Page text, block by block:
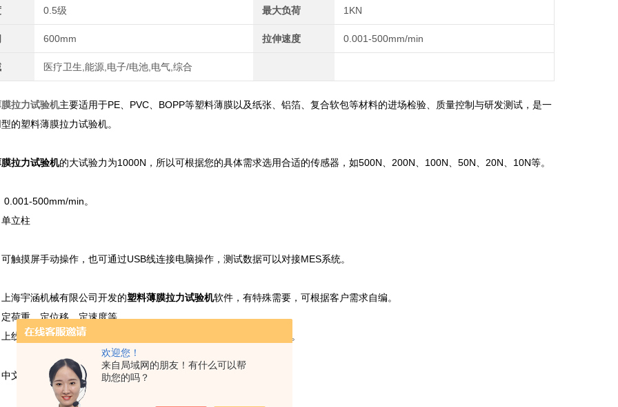
欢迎您！
来自局域网的朋友！有什么可以帮
助您的吗？
0.5级 最大负荷 1KN
600mm 拉伸速度 0.001-500mm/min
医疗卫生,能源,电子/电池,电气,综合
拉力试验机主要适用于PE、PVC、BOPP等塑料薄膜以及纸张、铝箔、复合软包等材料的进场检验、质量控制与研发测试，是一
的塑料薄膜拉力试验机。
拉力试验机的大试验力为1000N，所以可根据您的具体需求选用合适的传感器，如500N、200N、100N、50N、20N、10N等。
0.001-500mm/min。
立柱
触摸屏手动操作，也可通过USB线连接电脑操作，测试数据可以对接MES系统。
海宇涵机械有限公司开发的塑料薄膜拉力试验机软件，有特殊需要，可根据客户需求自编。
荷重、定位移、定速度等。
线限行程、紧急刹车开关、漏电保护、断裂停机、软件超载保护等。
文、英文。